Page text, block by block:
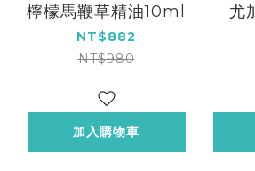
檸檬馬鞭草精油10ml
NT$882
NT$980
加入購物車
尤